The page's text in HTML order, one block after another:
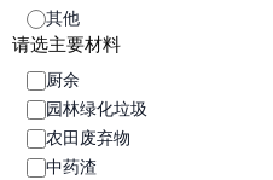
其他
请选主要材料
厨余
园林绿化垃圾
农田废弃物
中药渣